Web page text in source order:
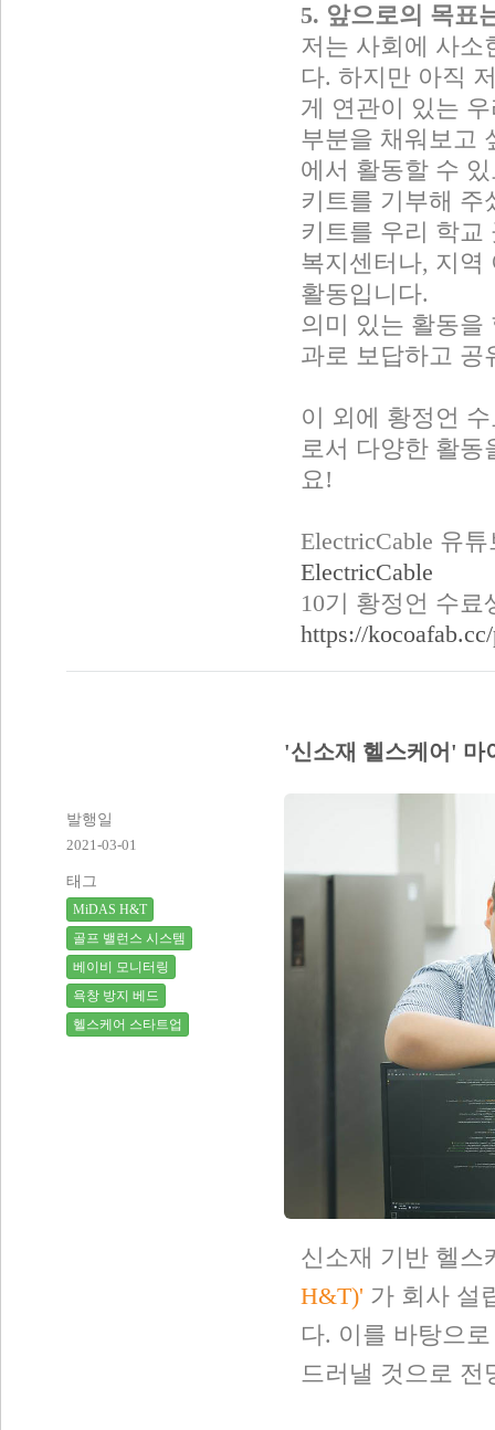
5. 앞으로의 목표
저는 사회에 사소
다. 하지만 아직
게 연관이 있는
부분을 채워보고
에서 활동할 수
키트를 기부해 주
키트를 우리 학교
복지센터나, 지역
활동입니다.
의미 있는 활동을
과로 보답하고 공
이 외에 황정언
로서 다양한 활동
요!
ElectricCable 유
ElectricCable
10기 황정언 수
https://
발행일
2021-03-01
태그
MiDAS H&T
골프 밸런스 시스템
베이비 모니터링
욕창 방지 베드
헬스케어 스타트업
'신소재 헬스케어' 마
신소재 기반 헬
H&T)' 가 회사 설
다. 이를 바탕으
드러낼 것으로 전